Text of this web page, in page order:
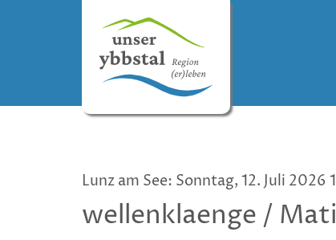
Lunz am See: Sonntag, 12. Juli 2026
wellenklaenge /